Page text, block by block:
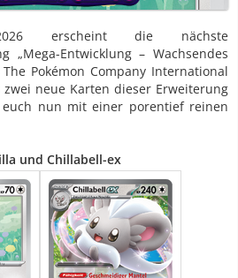
erscheint die nächste
„Mega-Entwicklung – Wachsendes
Pokémon Company International
neue Karten dieser Erweiterung
nun mit einer porentief reinen
und Chillabell-ex